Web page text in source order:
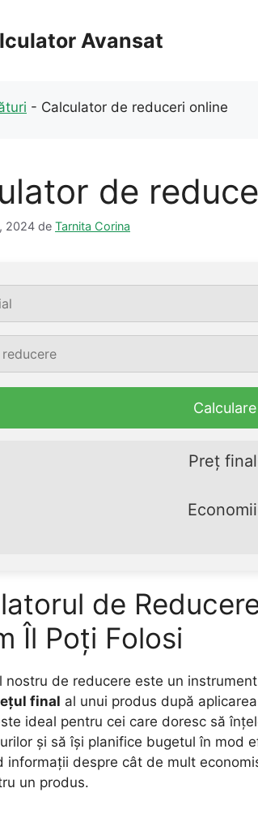
Avansat
- Calculator de reduceri online
de
2024 de Tarnita Corina
Calculare
Preț
de
Îl Poți Folosi
nostru de reducere este un
final al unui produs după
ideal pentru cei care doresc să
și să își planifice bugetul în mod
informații despre cât de mult
un produs.